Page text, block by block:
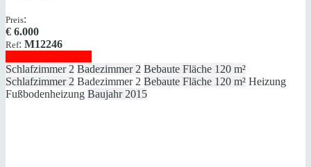
Preis:
€ 6.000
Ref: M12246
Schlafzimmer 2 Badezimmer 2 Bebaute Fläche 120 m²
Schlafzimmer 2 Badezimmer 2 Bebaute Fläche 120 m² Heizung
Fußbodenheizung Baujahr 2015